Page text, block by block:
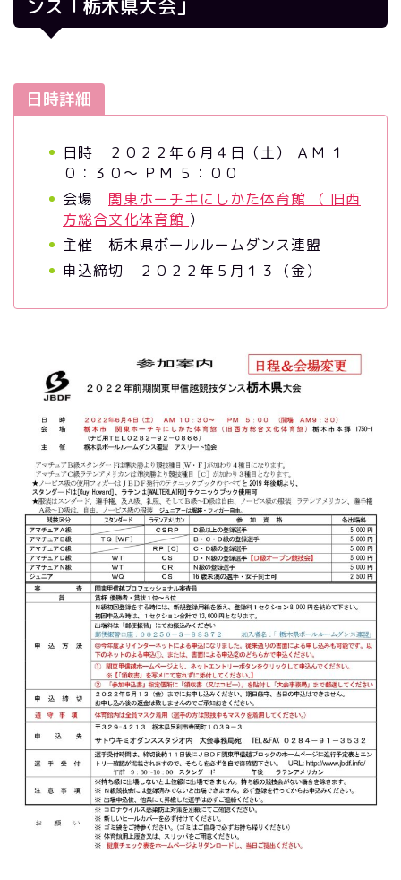
ンス「栃木県大会」
日時詳細
日時 ２０２２年６月４日（土） ＡＭ １
０：３０～ ＰＭ ５：００
会場 関東ホーチキにしかた体育館 （ 旧西
方総合文化体育館 ）
主催 栃木県ボールルームダンス連盟
申込締切 ２０２２年５月１３（金）